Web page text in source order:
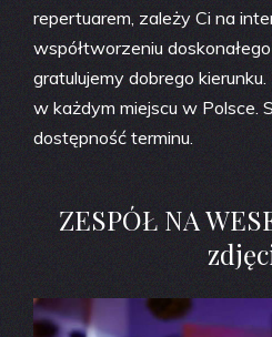
repertuarem, zależy Ci na
współtworzeniu
gratulujemy dobrego
w każdym miejscu w Polsce.
dostępność terminu.
ZESPÓŁ NA